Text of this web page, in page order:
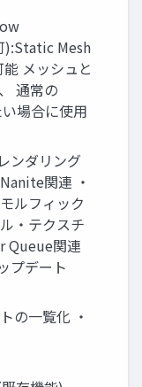
Mesh
メッシュと
通常の
場合に使用
ンダリング
関連 ・
ルフィック
・テクスチ
Queue関連
プデート
の一覧化 ・